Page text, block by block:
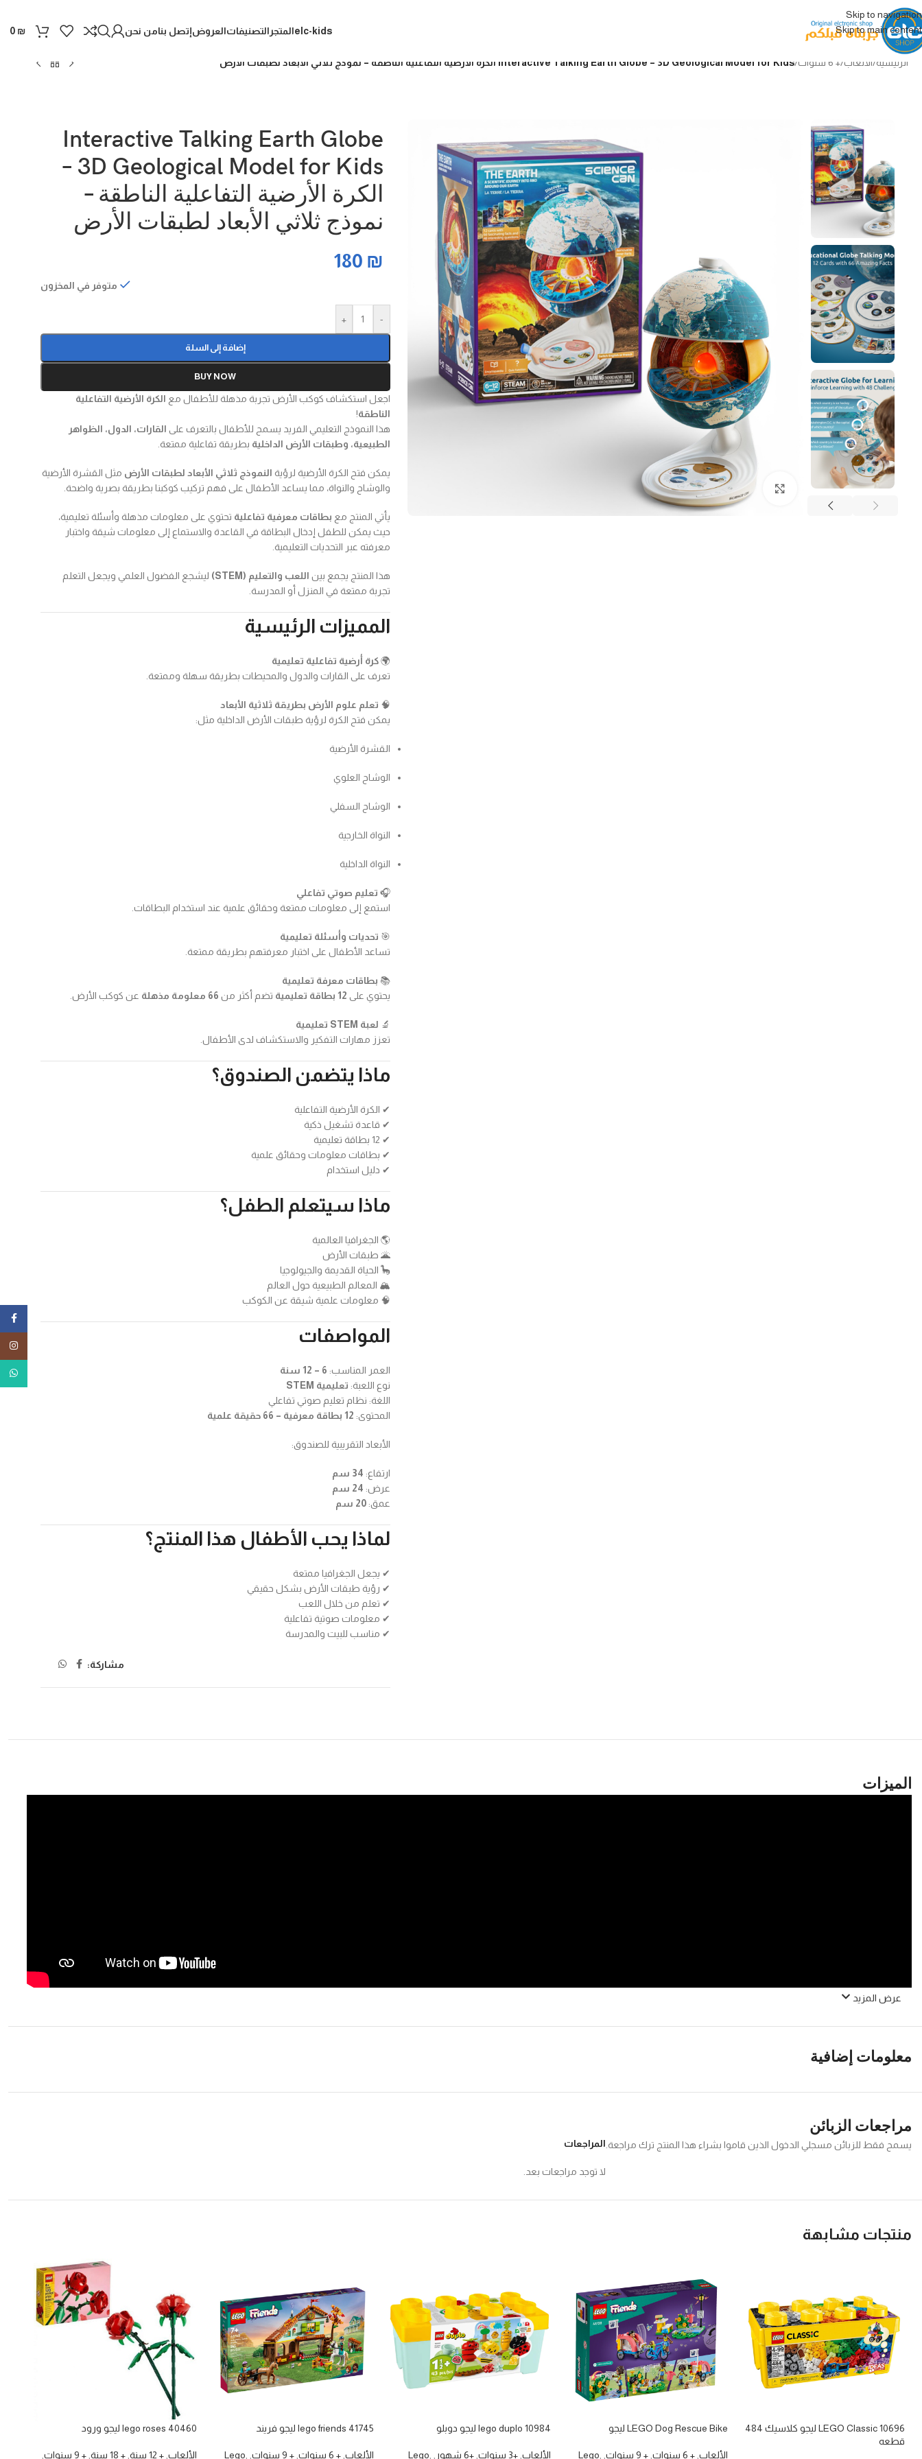
Skip to navigation
Skip to main content
elc-kidsالمتجر التصنيفاتالعروضإتصل بنامن نحن 0 ₪
الرئيسية/الألعاب/+ 6 سنوات /Interactive Talking Earth Globe – 3D Geological Model for Kids الكرة الأرضية التفاعلية الناطقة – نموذج ثلاثي الأبعاد لطبقات الأرض
Click to enlarge
Interactive Talking Earth Globe
– 3D Geological Model for Kids
الكرة الأرضية التفاعلية الناطقة –
نموذج ثلاثي الأبعاد لطبقات الأرض
180 ₪
متوفر في المخزون
-
+
إضافة إلى السلة
BUY NOW
اجعل استكشاف كوكب الأرض تجربة مذهلة للأطفال مع الكرة الأرضية التفاعلية
الناطقة!
هذا النموذج التعليمي الفريد يسمح للأطفال بالتعرف على القارات، الدول، الظواهر
الطبيعية، وطبقات الأرض الداخلية بطريقة تفاعلية ممتعة.
يمكن فتح الكرة الأرضية لرؤية النموذج ثلاثي الأبعاد لطبقات الأرض مثل القشرة الأرضية
والوشاح والنواة، مما يساعد الأطفال على فهم تركيب كوكبنا بطريقة بصرية واضحة.
يأتي المنتج مع بطاقات معرفية تفاعلية تحتوي على معلومات مذهلة وأسئلة تعليمية،
حيث يمكن للطفل إدخال البطاقة في القاعدة والاستماع إلى معلومات شيقة واختبار
معرفته عبر التحديات التعليمية.
هذا المنتج يجمع بين اللعب والتعليم (STEM)
ليشجع الفضول العلمي ويجعل التعلم
تجربة ممتعة في المنزل أو المدرسة.
المميزات الرئيسية
🌍كرة أرضية تفاعلية تعليمية
تعرف على القارات والدول والمحيطات بطريقة سهلة وممتعة.
🧠 تعلم علوم الأرض بطريقة ثلاثية الأبعاد
يمكن فتح الكرة لرؤية طبقات الأرض الداخلية مثل:
القشرة الأرضية
الوشاح العلوي
الوشاح السفلي
النواة الخارجية
النواة الداخلية
🎧 تعليم صوتي تفاعلي
استمع إلى معلومات ممتعة وحقائق علمية عند استخدام البطاقات.
🎯 تحديات وأسئلة تعليمية
تساعد الأطفال على اختبار معرفتهم بطريقة ممتعة.
📚 بطاقات معرفة تعليمية
يحتوي على 12 بطاقة تعليمية تضم أكثر من 66 معلومة مذهلة عن كوكب الأرض.
🔬 لعبة STEM تعليمية
تعزز مهارات التفكير والاستكشاف لدى الأطفال.
ماذا يتضمن الصندوق؟
✔ الكرة الأرضية التفاعلية
✔ قاعدة تشغيل ذكية
✔ 12 بطاقة تعليمية
✔ بطاقات معلومات وحقائق علمية
✔ دليل استخدام
ماذا سيتعلم الطفل؟
🌎 الجغرافيا العالمية
🌋 طبقات الأرض
🦕 الحياة القديمة والجيولوجيا
🏔️ المعالم الطبيعية حول العالم
🧠 معلومات علمية شيقة عن الكوكب
المواصفات
العمر المناسب: 6 – 12 سنة
نوع اللعبة: تعليمية STEM
اللغة: نظام تعليم صوتي تفاعلي
المحتوى: 12 بطاقة معرفية – 66 حقيقة علمية
الأبعاد التقريبية للصندوق:
ارتفاع: 34 سم
عرض: 24 سم
عمق:20 سم
لماذا يحب الأطفال هذا المنتج؟
✔ يجعل الجغرافيا ممتعة
✔ رؤية طبقات الأرض بشكل حقيقي
✔ تعلم من خلال اللعب
✔ معلومات صوتية تفاعلية
✔ مناسب للبيت والمدرسة
مشاركة:
الميزات
عرض المزيد
معلومات إضافية
مراجعات الزبائن
المراجعات
لا توجد مراجعات بعد.
يسمح فقط للزبائن مسجلي الدخول الذين قاموا بشراء هذا المنتج ترك مراجعة.
منتجات مشابهة
10696 LEGO Classic ليجو كلاسيك 484
قطعه
LEGO Dog Rescue Bike ليجو
الألعاب + 6 سنوات + 9 سنوات Lego
lego duplo 10984 ليجو دوبلو
الألعاب +3 سنوات +6 شهور Lego
lego friends 41745 ليجو فريند
الألعاب + 6 سنوات + 9 سنوات Lego
lego roses 40460 ليجو ورود
الألعاب + 12 سنة + 18 سنة + 9 سنوات